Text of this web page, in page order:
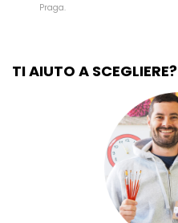
Praga.
TI AIUTO A SCEGLIERE?